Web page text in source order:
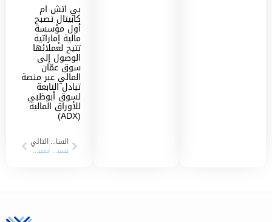
بي اتش ام
كابيتال تصبح
أول مؤسسة
مالية إماراتية
تتيح لعملائها
الوصول إلى
سوق عمّان
المالي عبر منصة
تبادل التابعة
لسوق أبوظبي
للأوراق المالية
(ADX)
السابق
بنسبة نمو 77% بي اتش ام كابيتال للخدمات المالية تسجل 9 مليون درهم إماراتي صافي أرباح النصف الأول من العام الجاري 2022
التالي
تعيين “بي إتش إم كابيتال” كموفر سيولة على مصرف عجمان في سوق دبي المالي